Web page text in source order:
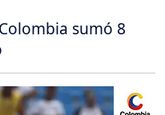
sumó 8